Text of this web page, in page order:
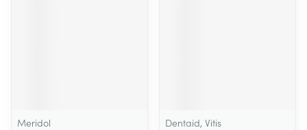
Meridol
Dentaid, Vitis